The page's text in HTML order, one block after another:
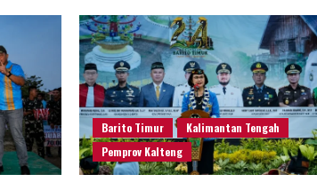
Barito Timur
Kalimantan Tengah
Pemprov Kalteng